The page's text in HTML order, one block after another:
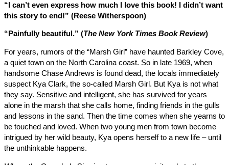
“I can’t even express how much I love this book! I didn’t
this story to end!” (Reese Witherspoon)
“Painfully beautiful.” ( The New York Times Book Review
For years, rumors of the “Marsh Girl” have haunted Barkley
a quiet town on the North Carolina coast. So in late 1969, when
handsome Chase Andrews is found dead, the locals
suspect Kya Clark, the so-called Marsh Girl. But Kya is not
they say. Sensitive and intelligent, she has survived for years
alone in the marsh that she calls home, finding friends in the
and lessons in the sand. Then the time comes when she
be touched and loved. When two young men from town
intrigued by her wild beauty, Kya opens herself to a new life –
the unthinkable happens.